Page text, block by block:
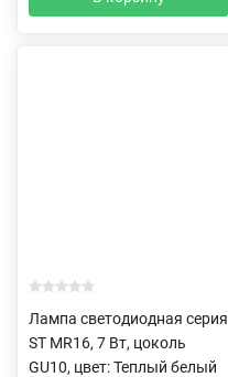
Лампа светодиодная серия
ST MR16, 7 Вт, цоколь
GU10, цвет: Теплый белый